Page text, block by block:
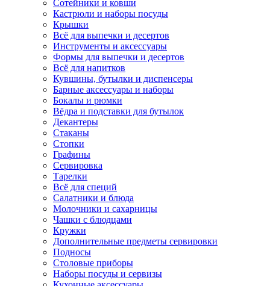
Сотейники и ковши
Кастрюли и наборы посуды
Крышки
Всё для выпечки и десертов
Инструменты и аксессуары
Формы для выпечки и десертов
Всё для напитков
Кувшины, бутылки и диспенсеры
Барные аксессуары и наборы
Бокалы и рюмки
Вёдра и подставки для бутылок
Декантеры
Стаканы
Стопки
Графины
Сервировка
Тарелки
Всё для специй
Салатники и блюда
Молочники и сахарницы
Чашки с блюдцами
Кружки
Дополнительные предметы сервировки
Подносы
Столовые приборы
Наборы посуды и сервизы